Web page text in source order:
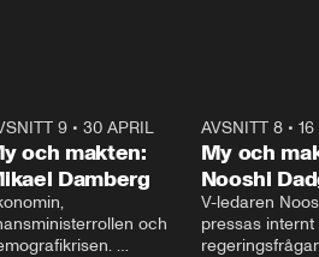
9• 30 APRIL
och makten:
Damberg
och
AVSNITT 8•
My och
Nooshi
V-ledaren
pressas internt